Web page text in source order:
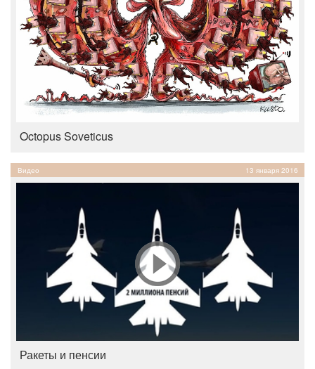
Octopus Soveticus
Видео 13 января 2016
Ракеты и пенсии